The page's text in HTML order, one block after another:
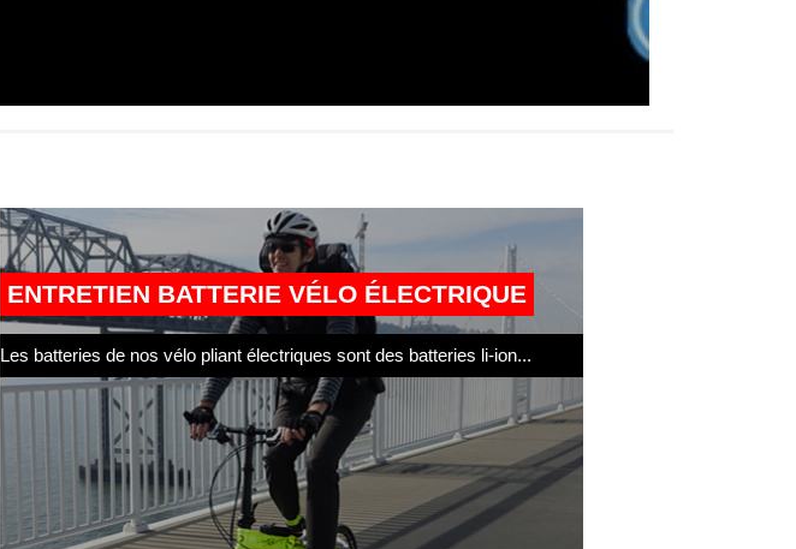
ENTRETIEN BATTERIE VÉLO ÉLECTRIQUE
Les batteries de nos vélo pliant électriques sont des batteries li-ion...